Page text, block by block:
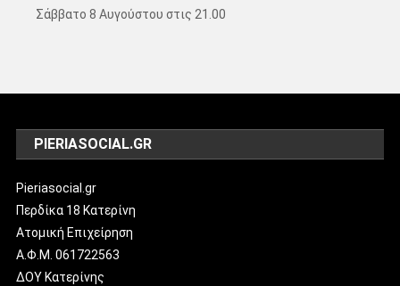
Σάββατο 8 Αυγούστου στις 21.00
PIERIASOCIAL.GR
Pieriasocial.gr
Περδίκα 18 Κατερίνη
Ατομική Επιχείρηση
Α.Φ.Μ. 061722563
ΔΟΥ Κατερίνης